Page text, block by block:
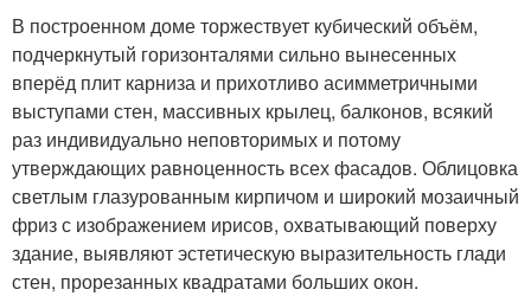
В построенном доме торжествует кубический объём,
подчеркнутый горизонталями сильно вынесенных
вперёд плит карниза и прихотливо асимметричными
выступами стен, массивных крылец, балконов, всякий
раз индивидуально неповторимых и потому
утверждающих равноценность всех фасадов. Облицовка
светлым глазурованным кирпичом и широкий мозаичный
фриз с изображением ирисов, охватывающий поверху
здание, выявляют эстетическую выразительность глади
стен, прорезанных квадратами больших окон.